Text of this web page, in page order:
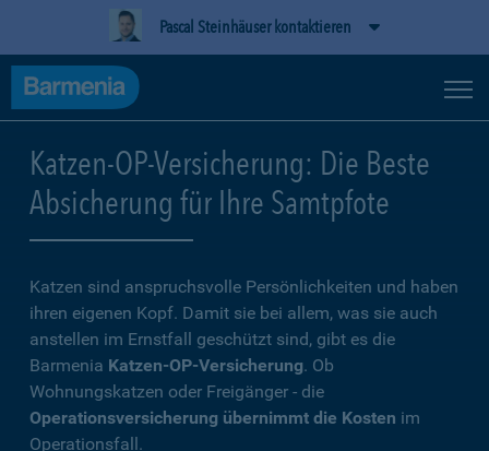
Pascal Steinhäuser kontaktieren
Katzen-OP-Versicherung: Die Beste
Absicherung für Ihre Samtpfote
Katzen sind anspruchsvolle Persönlichkeiten und haben
ihren eigenen Kopf. Damit sie bei allem, was sie auch
anstellen im Ernstfall geschützt sind, gibt es die
Barmenia Katzen-OP-Versicherung. Ob
Wohnungskatzen oder Freigänger - die
Operationsversicherung übernimmt die Kosten im
Operationsfall.